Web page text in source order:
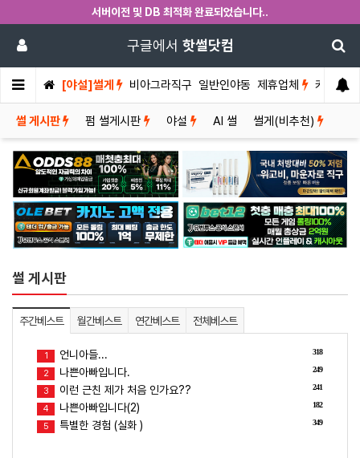
서버이전 및 DB 최적화 완료되었습니다..
구글에서 핫썰닷컴
[야설]썰게 비아그라직구 일반인야동 제휴업체 커뮤니티
썰 게시판 펌 썰게시판 야설 AI 썰 썰게(비추천)
썰 게시판
주간베스트 월간베스트 연간베스트 전체베스트
318
1 언니아들...
249
2 나쁜아빠입니다.
241
3 이런 근친 제가 처음 인가요??
182
4 나쁜아빠입니다(2)
349
5 특별한 경험 (실화 )